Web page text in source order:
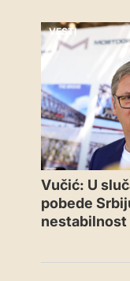
VESTI
Vučić: U
pobede
nestabilnost